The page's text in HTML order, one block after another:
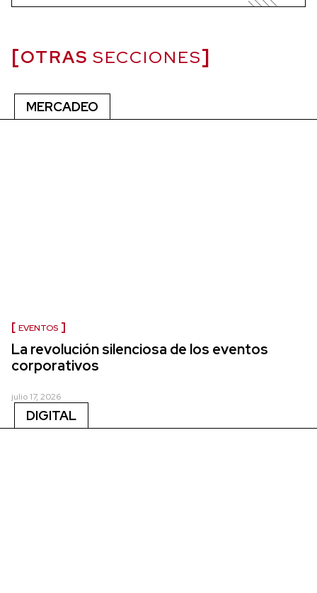
OTRAS SECCIONES
MERCADEO
EVENTOS
La revolución silenciosa de los eventos
corporativos
julio 17, 2026
DIGITAL